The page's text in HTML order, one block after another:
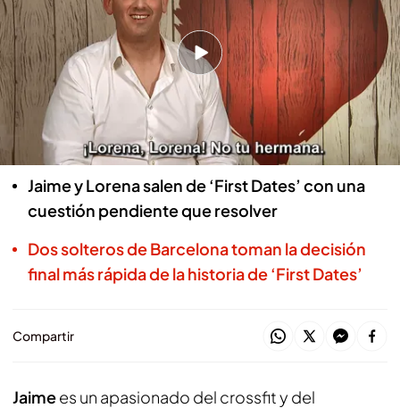
First Dates
23 ABR 2025 - 22:40h.
Lorena está feliz de que su cita sea un guardia
civil y no tiene tapujos a la hora de hablarle de
su fogosidad, no te pierdas el divertido
momento de ‘First Dates’
Jaime y Lorena salen de ‘First Dates’ con una
cuestión pendiente que resolver
Dos solteros de Barcelona toman la decisión
final más rápida de la historia de ‘First Dates’
Compartir
Jaimees un apasionado del crossfit y del